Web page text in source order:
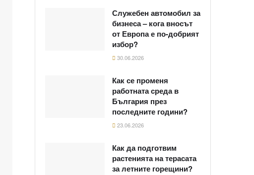
Служебен автомобил за
бизнеса – кога вносът
от Европа е по-добрият
избор?
30.06.2026
Как се променя
работната среда в
България през
последните години?
23.06.2026
Как да подготвим
растенията на терасата
за летните горещини?